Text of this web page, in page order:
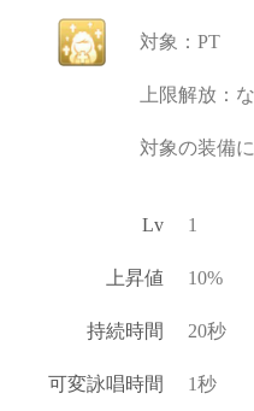
対象：PT
上限解放：
対象の装備
Lv 1
上昇値 10%
持続時間 20秒
可変詠唱時間 1秒